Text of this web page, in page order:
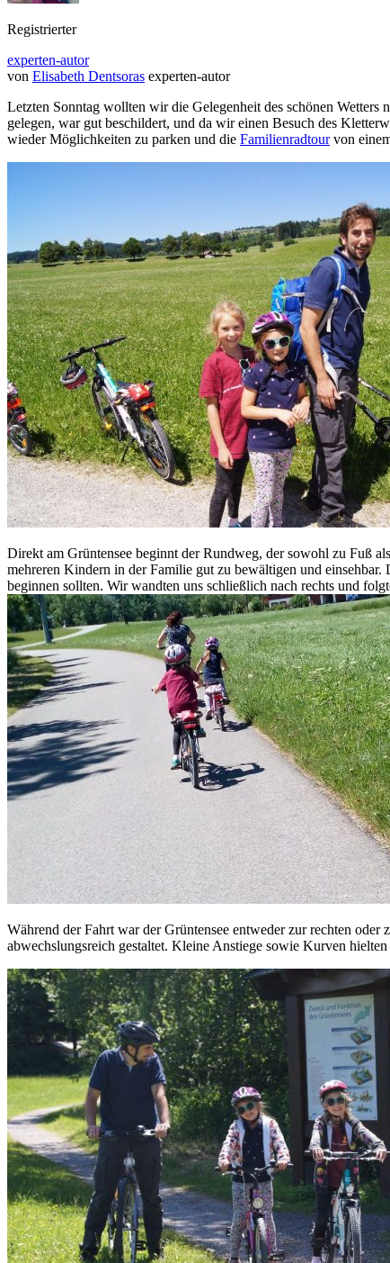
Registrierter
experten-autor
von Elisabeth Dentsoras experten-autor
Letzten Sonntag wollten wir die Gelegenheit des schönen Wetters
gelegen, war gut beschildert, und da wir einen Besuch des
wieder Möglichkeiten zu parken und die Familienradtourvon
Direkt am Grüntensee beginnt der Rundweg, der sowohl zu Fuß
mehreren Kindern in der Familie gut zu bewältigen und
beginnen sollten. Wir wandten uns schließlich nach rechts und
Während der Fahrt war der Grüntensee entweder zur rechten
abwechslungsreich gestaltet. Kleine Anstiege sowie Kurven